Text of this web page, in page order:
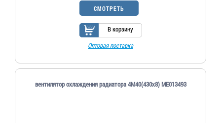
СМОТРЕТЬ
В корзину
Оптовая поставка
вентилятор охлаждения радиатора 4M40(430х8) ME013493